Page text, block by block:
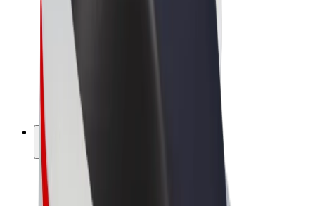
Bolt Food
Bolt Drive
Bolt for Business
Elektrijalgrattad
Bolt Plus
Teeni Boltiga
Juhi sissetulek